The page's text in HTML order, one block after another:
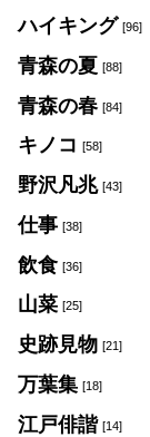
ハイキング [96]
青森の夏 [88]
青森の春 [84]
キノコ [58]
野沢凡兆 [43]
仕事 [38]
飲食 [36]
山菜 [25]
史跡見物 [21]
万葉集 [18]
江戸俳諧 [14]